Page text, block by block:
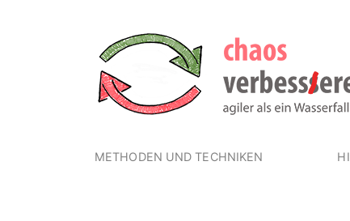
METHODEN UND TECHNIKEN